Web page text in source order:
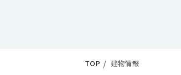
TOP 建物情報